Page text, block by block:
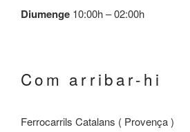
Diumenge 10:00h – 02:00h
com arribar-hi
Ferrocarrils Catalans ( Provença )